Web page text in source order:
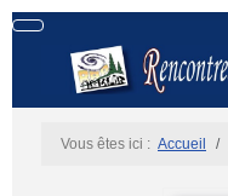
Vous êtes ici : Accueil